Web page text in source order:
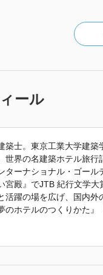
ール
築士。東京工業大学建
世界の名建築ホテル旅行
ターナショナル・ゴー
宮殿』でJTB 紀行文学
活躍の場を広げ、国内
のホテルのつくりかた
日本建築学会文化賞受賞